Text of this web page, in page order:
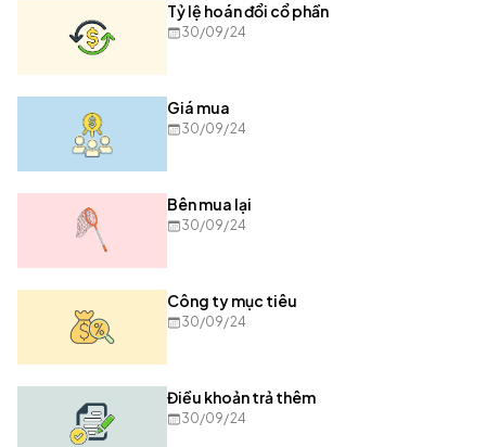
Tỷ lệ hoán đổi cổ phần
30/09/24
Giá mua
30/09/24
Bên mua lại
30/09/24
Công ty mục tiêu
30/09/24
Điều khoản trả thêm
30/09/24